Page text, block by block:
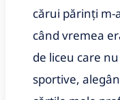
cărui părinți m-
când vremea
de liceu care
sportive,